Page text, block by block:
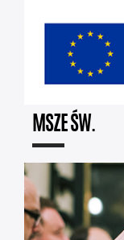
MSZE ŚW.